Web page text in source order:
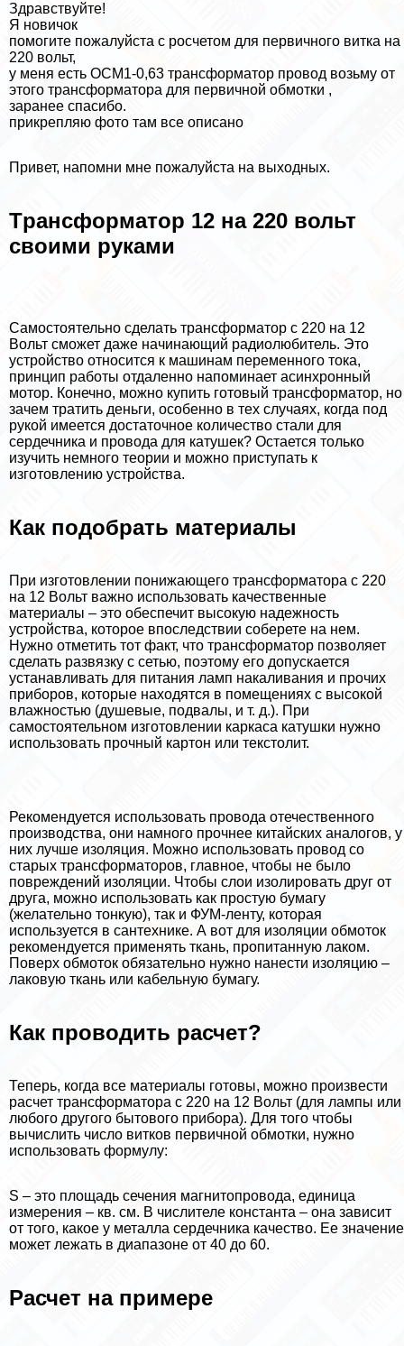
Здравствуйте!
Я новичок
помогите пожалуйста с росчетом для первичного витка на
220 вольт,
у меня есть ОСМ1-0,63 трaнcформатор провод возьму от
этого трaнcформатора для первичной обмотки ,
заранее спасибо.
прикрепляю фото там все описано
Привет, напомни мне пожалуйста на выходных.
Tрaнcформатор 12 на 220 вольт
своими руками
Самостоятельно сделать трaнcформатор с 220 на 12
Вольт сможет даже начинающий радиолюбитель. Это
устройство относится к машинам переменного тока,
принцип работы отдаленно напоминает асинхронный
мотор. Конечно, можно купить готовый трaнcформатор, но
зачем тратить деньги, особенно в тех случаях, когда под
рукой имеется достаточное количество стали для
сердечника и провода для катушек? Остается только
изучить немного теории и можно приступать к
изготовлению устройства.
Как подобрать материалы
При изготовлении понижающего трaнcформатора с 220
на 12 Вольт важно использовать качественные
материалы – это обеспечит высокую надежность
устройства, которое впоследствии соберете на нем.
Нужно отметить тот факт, что трaнcформатор позволяет
сделать развязку с сетью, поэтому его допускается
устанавливать для питания ламп накаливания и прочих
приборов, которые находятся в помещениях с высокой
влажностью (душевые, подвалы, и т. д.). При
самостоятельном изготовлении каркаса катушки нужно
использовать прочный картон или текстолит.
Рекомендуется использовать провода отечественного
производства, они намного прочнее китайских аналогов, у
них лучше изоляция. Можно использовать провод со
старых трaнcформаторов, главное, чтобы не было
повреждений изоляции. Чтобы слои изолировать друг от
друга, можно использовать как простую бумагу
(желательно тонкую), так и ФУМ-ленту, которая
используется в сантехнике. А вот для изоляции обмоток
рекомендуется применять ткань, пропитанную лаком.
Поверх обмоток обязательно нужно нанести изоляцию –
лаковую ткань или кабельную бумагу.
Как проводить расчет?
Теперь, когда все материалы готовы, можно произвести
расчет трaнcформатора с 220 на 12 Вольт (для лампы или
любого другого бытового прибора). Для того чтобы
вычислить число витков первичной обмотки, нужно
использовать формулу:
S – это площадь сечения магнитопровода, единица
измерения – кв. см. В числителе константа – она зависит
от того, какое у металла сердечника качество. Ее значение
может лежать в диапазоне от 40 до 60.
Расчет на примере